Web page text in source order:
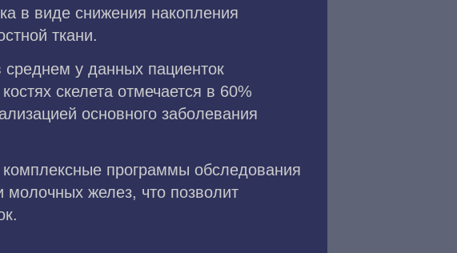
в виде снижения накопления
ткани.
у данных пациенток
скелета отмечается в 60%
основного заболевания
программы обследования
молочных желез, что позволит